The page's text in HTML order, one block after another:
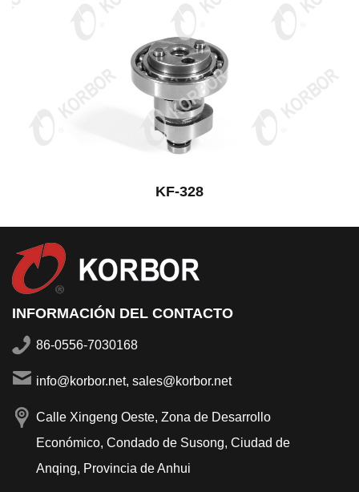
KF-328
INFORMACIÓN DEL CONTACTO
86-0556-7030168
info@korbor.net, sales@korbor.net
Calle Xingeng Oeste, Zona de Desarrollo
Económico, Condado de Susong, Ciudad de
Anqing, Provincia de Anhui